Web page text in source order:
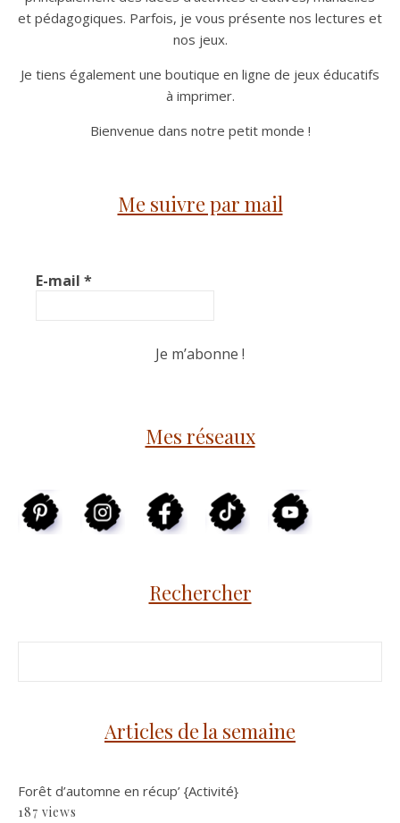
et pédagogiques. Parfois, je vous présente nos lectures et
nos jeux.
Je tiens également une boutique en ligne de jeux éducatifs
à imprimer.
Bienvenue dans notre petit monde !
Me suivre par mail
E-mail *
Mes réseaux
Rechercher
Articles de la semaine
Forêt d’automne en récup’ {Activité}
187 views